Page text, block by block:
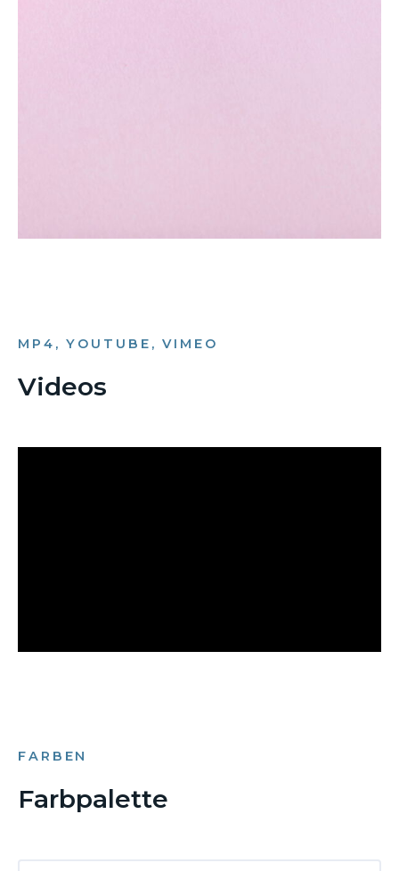
MP4, YOUTUBE, VIMEO
Videos
FARBEN
Farbpalette